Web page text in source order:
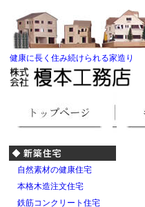
健康に長く住み続けられる家造り
自然素材の健康住宅
本格木造注文住宅
鉄筋コンクリート住宅